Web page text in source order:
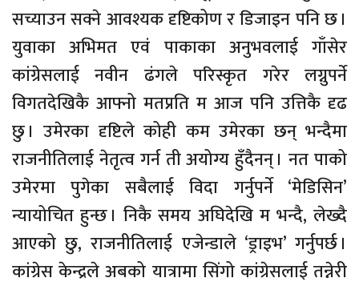
सच्याउन सक्ने आवश्यक दृष्टिकोण र डिजाइन पनि छ ।
युवाका अभिमत एवं पाकाका अनुभवलाई गाँसेर
कांग्रेसलाई नवीन ढंगले परिस्कृत गरेर लग्नुपर्ने
विगतदेखिकै आफ्नो मतप्रति म आज पनि उत्तिकै दृढ
छु । उमेरका दृष्टिले कोही कम उमेरका छन् भन्दैमा
राजनीतिलाई नेतृत्व गर्न ती अयोग्य हुँदैनन् । नत पाको
उमेरमा पुगेका सबैलाई विदा गर्नुपर्ने ‘मेडिसिन’
न्यायोचित हुन्छ । निकै समय अघिदेखि म भन्दै, लेख्दै
आएको छु, राजनीतिलाई एजेन्डाले ‘ड्राइभ’ गर्नुपर्छ ।
कांग्रेस केन्द्रले अबको यात्रामा सिंगो कांग्रेसलाई तन्नेरी